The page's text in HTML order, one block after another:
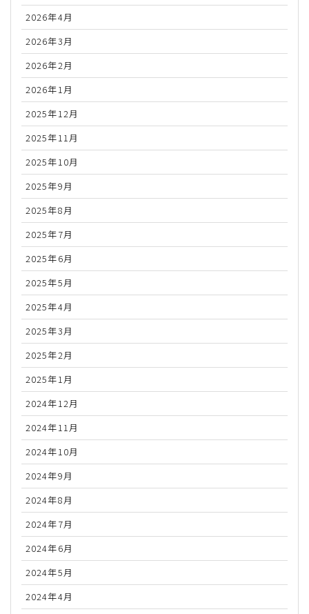
2026年4月
2026年3月
2026年2月
2026年1月
2025年12月
2025年11月
2025年10月
2025年9月
2025年8月
2025年7月
2025年6月
2025年5月
2025年4月
2025年3月
2025年2月
2025年1月
2024年12月
2024年11月
2024年10月
2024年9月
2024年8月
2024年7月
2024年6月
2024年5月
2024年4月